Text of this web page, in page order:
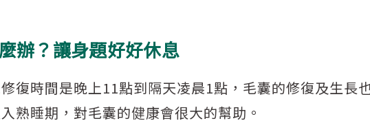
辦？讓身題好好休息
復時間是晚上11點到隔天凌晨1點，毛囊的修復及生長
熟睡期，對毛囊的健康會很大的幫助。